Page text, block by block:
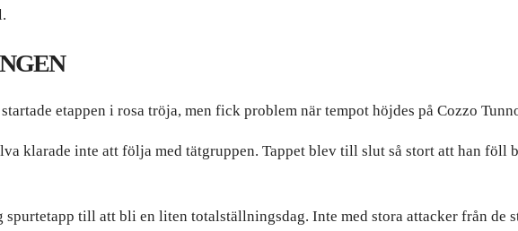
etappen i rosa tröja, men fick problem när tempot höjdes på Cozzo
klarade inte att följa med tätgruppen. Tappet blev till slut så stort att han föll
till att bli en liten totalställningsdag. Inte med stora attacker från de